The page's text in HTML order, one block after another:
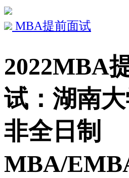
MBA提前面试
2022MBA
试：湖南
非全日制
MBA/